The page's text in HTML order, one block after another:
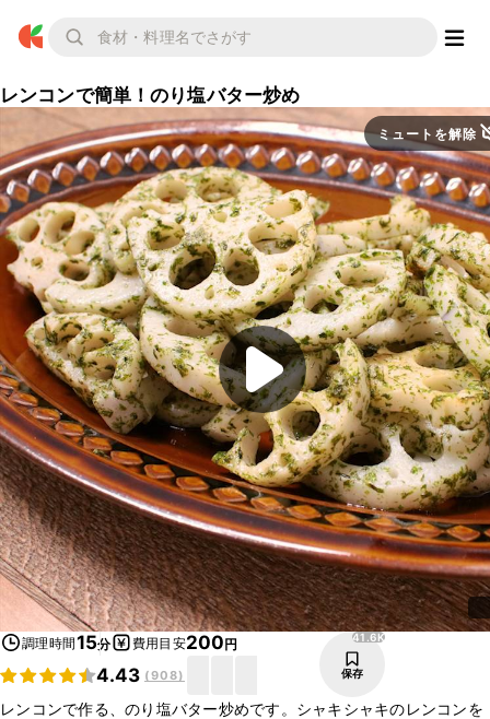
レンコンで簡単！のり塩バター炒め
ミュートを解除
調理時間15分 費用目安200円
4.43 (908)
41.6K
保存
レンコンで作る、のり塩バター炒めです。シャキシャキのレンコンを